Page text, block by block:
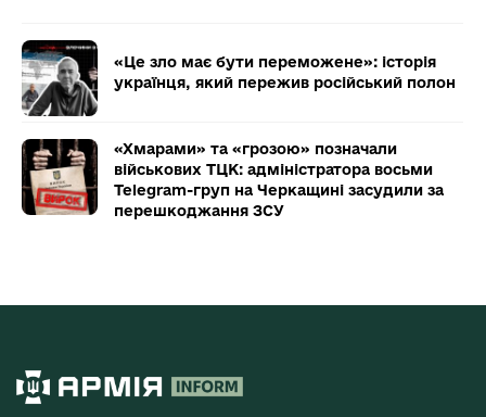
«Це зло має бути переможене»: історія
українця, який пережив російський полон
«Хмарами» та «грозою» позначали
військових ТЦК: адміністратора восьми
Telegram-груп на Черкащині засудили за
перешкоджання ЗСУ